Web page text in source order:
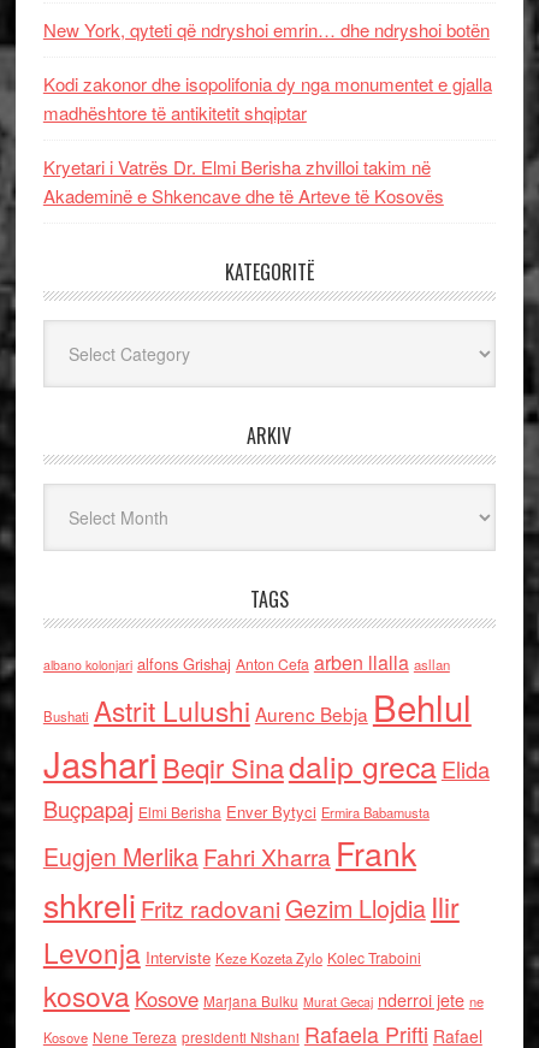
New York, qyteti që ndryshoi emrin… dhe ndryshoi botën
Kodi zakonor dhe isopolifonia dy nga monumentet e gjalla
madhështore të antikitetit shqiptar
Kryetari i Vatrës Dr. Elmi Berisha zhvilloi takim në
Akademinë e Shkencave dhe të Arteve të Kosovës
KATEGORITË
ARKIV
TAGS
albano kolonjari alfons Grishaj Anton Cefa arben llalla asllan
Bushati Astrit Lulushi Aurenc Bebja Behlul
Jashari Beqir Sinadalip grecaElida
Buçpapaj Elmi Berisha Enver Bytyci Ermira Babamusta
Eugjen MerlikaFahri Xharra Frank
shkreli Fritz radovaniGezim Llojdia Ilir
Levonja Interviste Keze Kozeta Zylo Kolec Traboini
kosova Kosove Marjana Bulku Murat Gecaj nderroi jete ne
Kosove Nene Tereza presidenti Nishani Rafaela Prifti Rafael